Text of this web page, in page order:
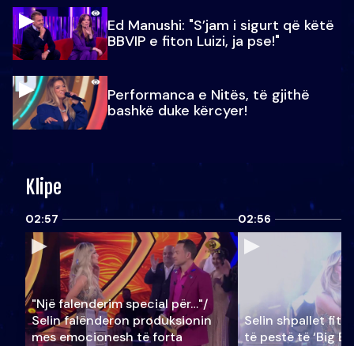
Ed Manushi: "S’jam i sigurt që këtë
BBVIP e fiton Luizi, ja pse!"
Performanca e Nitës, të gjithë
bashkë duke kërcyer!
Klipe
02:57
"Një falenderim special për…"/
Selin falënderon produksionin
mes emocionesh të forta
02:56
Selin shpallet
të pestë të ‘Big